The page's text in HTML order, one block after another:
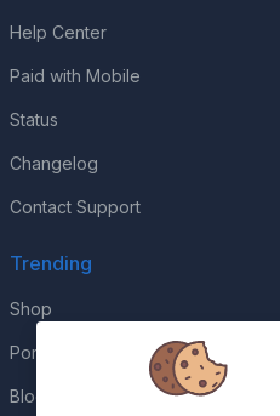
Help Center
Paid with Mobile
Status
Changelog
Contact Support
Trending
Shop
Portfolio
Blog